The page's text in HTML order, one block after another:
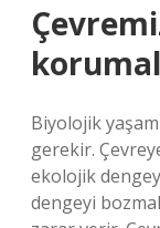
Biyolojik
gerekir.
ekolojik
dengeyi